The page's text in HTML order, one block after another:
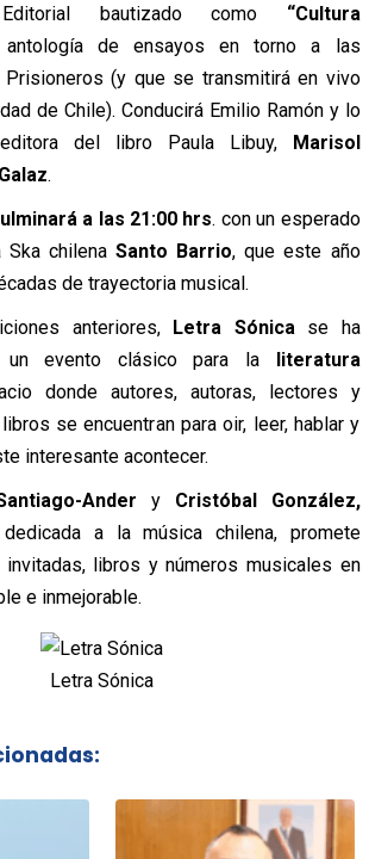
Editorial bautizado como “Cultura
de ensayos en torno a las
(y que se transmitirá en vivo
de Chile). Conducirá Emilio Ramón y lo
del libro Paula Libuy, Marisol
.
a las 21:00 hrs. con un esperado
chilena Santo Barrio, que este año
de trayectoria musical.
anteriores, Letra Sónica se ha
un evento clásico para laliteratura
donde autores, autoras, lectores y
se encuentran para oir, leer, hablar y
interesante acontecer.
Ander yCristóbal González,
a la música chilena, promete
invitadas, libros y números musicales en
e inmejorable.
Letra Sónica